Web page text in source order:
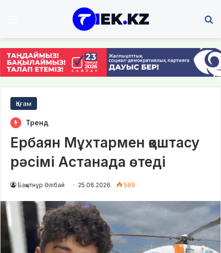
Қоғам
Тренд
Ербаян Мұхтармен қоштасу
рәсімі Астанада өтеді
Бақытнұр Әлібай 25.06.2026 589